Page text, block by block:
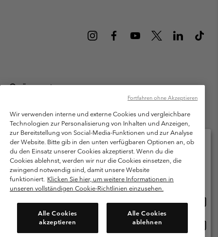
Österreich
Columbia Sportswear Austria GmbH. Moosfeldstraße 1, 5101
Bergheim, Salzburg Österreich. Alle Rechte vorbehalten.
Nutzungsbedingungen
Allgemeine Verkaufsbedingungen
Garantie
Datenschutzerklärung
Bestimmungen und Bedingungen des Mitglieder Programms
Nutzungsbedingungen Für Nutzergenerierte Inhalte
Cookies
Kundenservice: Mo- Fr. 9:00 - 13:00 & 14:00- 18:00 Uhr
(+)43720880525
Wir verwenden interne und externe Cookies und vergleichbare
Technologien zur Personalisierung von Inhalten und Anzeigen,
zur Bereitstellung von Social-Media-Funktionen und zur Analyse
der Website. Bitte gib in den unten verfügbaren Optionen an, ob
du den Einsatz unserer Cookies akzeptierst. Wenn du die
Cookies ablehnst, werden wir nur die Cookies einsetzen, die
zwingend notwendig sind, damit unsere Website
funktioniert. Klicken Sie hier, um weitere Informationen in
unseren vollständigen Cookie-Richtlinien einzusehen.
Alle Cookies
akzeptieren
Alle Cookies
ablehnen
Fortfahren ohne Akzeptieren
Bitte wählen Sie Ihr Lieferland und Ihre Sprache
Online-Einkauf verfügbar
Österreich